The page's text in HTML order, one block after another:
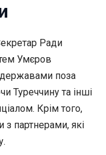
Ради
Умєров
державами поза
Туреччину та інші
Крім того,
з партнерами, які